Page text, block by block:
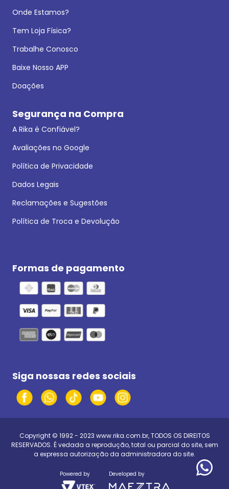
Onde Estamos?
Tem Loja Física?
Trabalhe Conosco
Baixe Nosso APP
Doações
Segurança na Compra
A Rika é Confiável?
Avaliações no Google
Política de Privacidade
Dados Legais
Reclamações e Sugestões
Política de Troca e Devolução
Formas de pagamento
Siga nossas redes sociais
Copyright © 1992 - 2023 www.rika.com.br, TODOS OS DIREITOS
RESERVADOS. É vedada a reprodução, total ou parcial do site, sem
a expressa autorização da administradora do site.
Powered by Developed by